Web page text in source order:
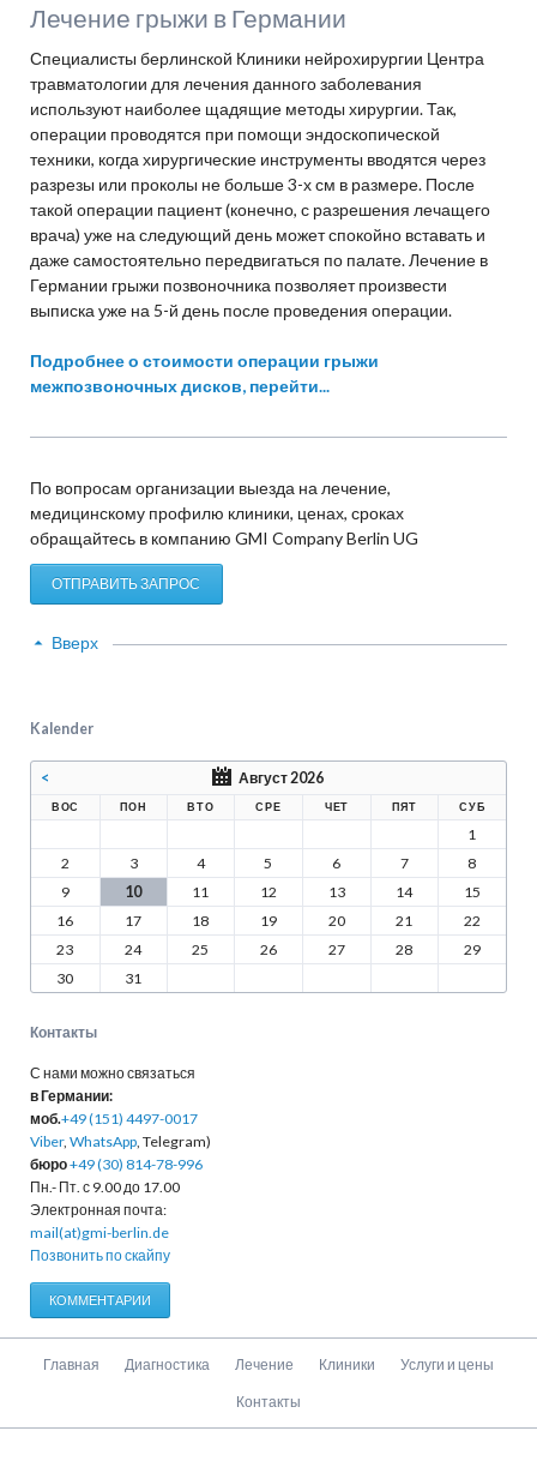
Лечение грыжи в Германии
Специалисты берлинской Клиники нейрохирургии Центра
травматологии для лечения данного заболевания
используют наиболее щадящие методы хирургии. Так,
операции проводятся при помощи эндоскопической
техники, когда хирургические инструменты вводятся через
разрезы или проколы не больше 3-х см в размере. После
такой операции пациент (конечно, с разрешения лечащего
врача) уже на следующий день может спокойно вставать и
даже самостоятельно передвигаться по палате. Лечение в
Германии грыжи позвоночника позволяет произвести
выписка уже на 5-й день после проведения операции.
Подробнее о стоимости операции грыжи
межпозвоночных дисков, перейти...
По вопросам организации выезда на лечение,
медицинскому профилю клиники, ценах, сроках
обращайтесь в компанию GMI Company Berlin UG
ОТПРАВИТЬ ЗАПРОС
Вверх
Kalender
< Август 2026
ВОС ПОН ВТО СРЕ ЧЕТ ПЯТ СУБ
1
2
3 4 5 6 7
8
9
10 11 12 13 14
15
16
17 18 19 20 21
22
23
24 25 26 27 28
29
30
31
Контакты
С нами можно связаться
в Германии:
моб.+49 (151) 4497-0017
Viber, WhatsApp, Telegram)
бюро+49 (30) 814-78-996
Пн.- Пт. с 9.00 до 17.00
Электронная почта:
mail(at)gmi-berlin.de
Позвонить по скайпу
КОММЕНТАРИИ
Пропустить
Главная Диагностика Лечение Клиники Услуги и цены
Контакты